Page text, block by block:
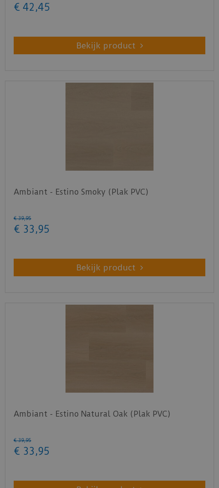
€ 42 ,45
Bekijk product
Ambiant - Estino Smoky (Plak PVC)
€ 39,95
€ 33 ,95
Bekijk product
Ambiant - Estino Natural Oak (Plak PVC)
€ 39,95
€ 33 ,95